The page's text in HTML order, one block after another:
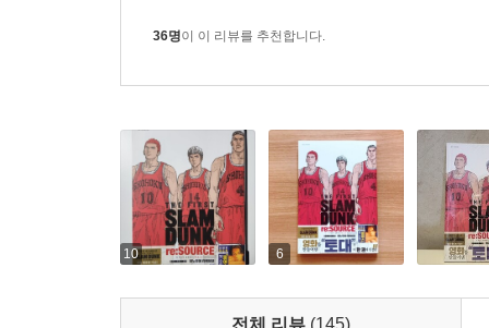
36명이 이 리뷰를 추천합니다.
10 6